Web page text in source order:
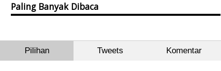
Paling Banyak Dibaca
Pilihan Tweets Komentar